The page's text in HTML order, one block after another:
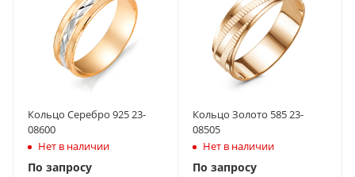
Кольцо Серебро 925 23-
08600
Нет в наличии
По запросу
Кольцо Золото 585 23-
08505
Нет в наличии
По запросу